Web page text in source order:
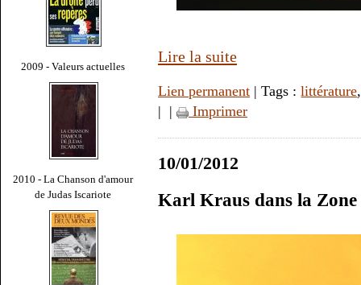
2009 - Valeurs actuelles
2010 - La Chanson d'amour
de Judas Iscariote
Lire la suite
Lien permanent | Tags :littérature
| | Imprimer
10/01/2012
Karl Kraus dans la Zone